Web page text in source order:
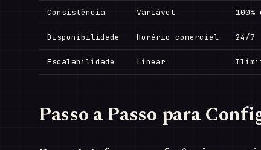
Consistência Variável
Disponibilidade Horário comercial 24/7
Escalabilidade Linear
Passo a Passo para